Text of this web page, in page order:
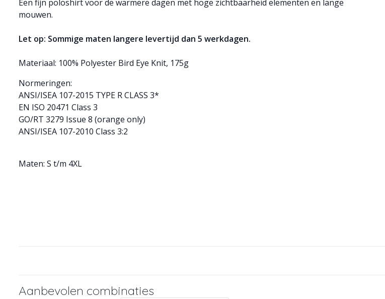
Een fijn poloshirt voor de warmere dagen met hoge zichtbaarheid elementen en lange
mouwen.
Let op: Sommige maten langere levertijd dan 5 werkdagen.
Materiaal: 100% Polyester Bird Eye Knit, 175g
Normeringen:
ANSI/ISEA 107-2015 TYPE R CLASS 3*
EN ISO 20471 Class 3
GO/RT 3279 Issue 8 (orange only)
ANSI/ISEA 107-2010 Class 3:2
Maten: S t/m 4XL
Aanbevolen combinaties